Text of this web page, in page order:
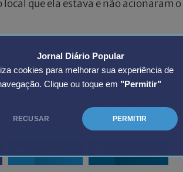
Jornal Diário Popular
cookies para melhorar sua experiência de
Clique ou toque em "Permitir"
RECUSAR PERMITIR
que ela estava e não acionaram o
em regiões que tenha água e
úmidos, então é muito comum
mata a sua presa por meio de um
por sufocamento. Esta cobra